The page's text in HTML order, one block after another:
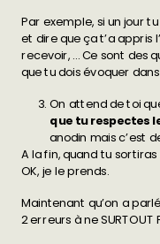
Par exemple, si un jour
et dire que ça t’a appris
recevoir, … Ce sont des
que tu dois évoquer
On attend de toi
que tu respectes
anodin mais c’est
A la fin, quand tu
OK, je le prends.
Maintenant qu’on a
2 erreurs à ne SURTOUT